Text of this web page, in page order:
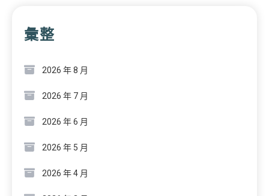
彙整
2026 年 8 月
2026 年 7 月
2026 年 6 月
2026 年 5 月
2026 年 4 月